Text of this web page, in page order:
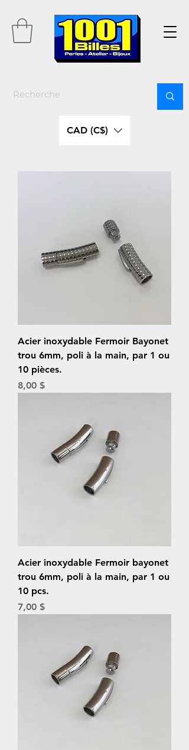
CAD (C$)
Acier inoxydable Fermoir Bayonet
trou 6mm, poli à la main, par 1 ou
10 pièces.
Prix
8,00 $
Acier inoxydable Fermoir bayonet
trou 6mm, poli à la main, par 1 ou
10 pcs.
Prix
7,00 $